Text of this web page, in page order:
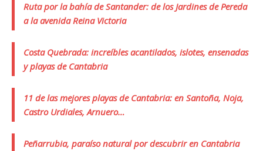
Ruta por la bahía de Santander: de los Jardines de Pereda
a la avenida Reina Victoria
Costa Quebrada: increíbles acantilados, islotes, ensenadas
y playas de Cantabria
11 de las mejores playas de Cantabria: en Santoña, Noja,
Castro Urdiales, Arnuero…
Peñarrubia, paraíso natural por descubrir en Cantabria